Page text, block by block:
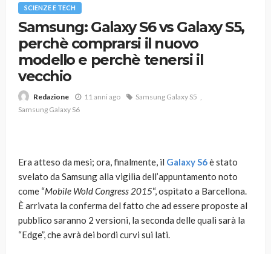
SCIENZE E TECH
Samsung: Galaxy S6 vs Galaxy S5,
perchè comprarsi il nuovo
modello e perchè tenersi il
vecchio
Redazione 11 anni ago
Samsung Galaxy S5
Samsung Galaxy S6
Era atteso da mesi; ora, finalmente, il Galaxy S6è stato
svelato da Samsung alla vigilia dell’appuntamento noto
come “Mobile Wold Congress 2015“, ospitato a Barcellona.
È arrivata la conferma del fatto che ad essere proposte al
pubblico saranno 2 versioni, la seconda delle quali sarà la
“Edge”, che avrà dei bordi curvi sui lati.